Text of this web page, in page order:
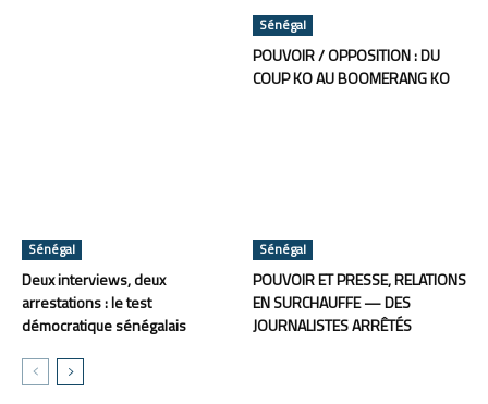
Sénégal
POUVOIR / OPPOSITION : DU
COUP KO AU BOOMERANG KO
Sénégal
Deux interviews, deux
arrestations : le test
démocratique sénégalais
Sénégal
POUVOIR ET PRESSE, RELATIONS
EN SURCHAUFFE — DES
JOURNALISTES ARRÊTÉS